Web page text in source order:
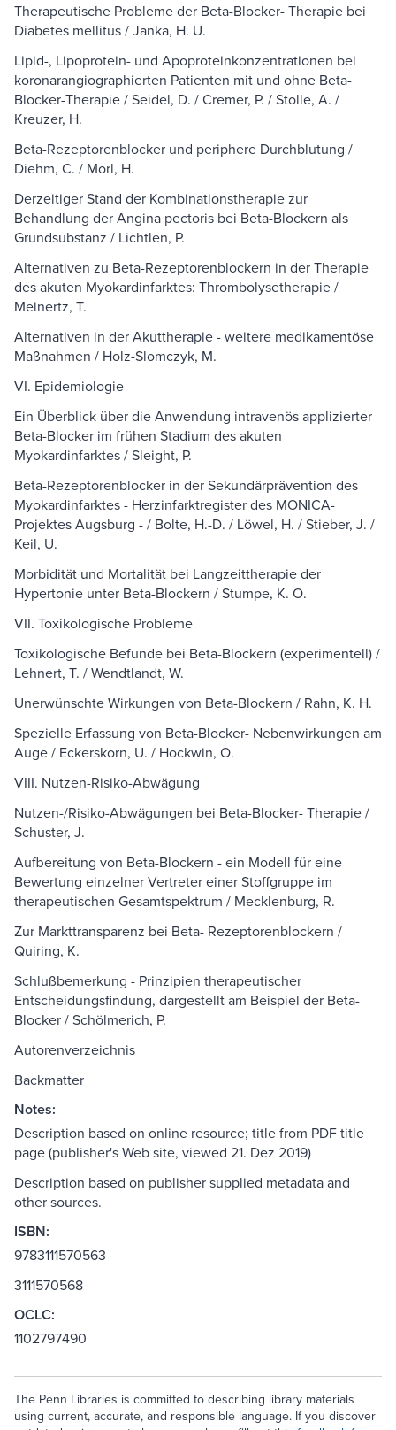
Therapeutische Probleme der Beta-Blocker- Therapie bei
Diabetes mellitus / Janka, H. U.
Lipid-, Lipoprotein- und Apoproteinkonzentrationen bei
koronarangiographierten Patienten mit und ohne Beta-
Blocker-Therapie / Seidel, D. / Cremer, P. / Stolle, A. /
Kreuzer, H.
Beta-Rezeptorenblocker und periphere Durchblutung /
Diehm, C. / Morl, H.
Derzeitiger Stand der Kombinationstherapie zur
Behandlung der Angina pectoris bei Beta-Blockern als
Grundsubstanz / Lichtlen, P.
Alternativen zu Beta-Rezeptorenblockern in der Therapie
des akuten Myokardinfarktes: Thrombolysetherapie /
Meinertz, T.
Alternativen in der Akuttherapie - weitere medikamentöse
Maßnahmen / Holz-Slomczyk, M.
VI. Epidemiologie
Ein Überblick über die Anwendung intravenös applizierter
Beta-Blocker im frühen Stadium des akuten
Myokardinfarktes / Sleight, P.
Beta-Rezeptorenblocker in der Sekundärprävention des
Myokardinfarktes - Herzinfarktregister des MONICA-
Projektes Augsburg - / Bolte, H.-D. / Löwel, H. / Stieber, J. /
Keil, U.
Morbidität und Mortalität bei Langzeittherapie der
Hypertonie unter Beta-Blockern / Stumpe, K. O.
VII. Toxikologische Probleme
Toxikologische Befunde bei Beta-Blockern (experimentell) /
Lehnert, T. / Wendtlandt, W.
Unerwünschte Wirkungen von Beta-Blockern / Rahn, K. H.
Spezielle Erfassung von Beta-Blocker- Nebenwirkungen am
Auge / Eckerskorn, U. / Hockwin, O.
VIII. Nutzen-Risiko-Abwägung
Nutzen-/Risiko-Abwägungen bei Beta-Blocker- Therapie /
Schuster, J.
Aufbereitung von Beta-Blockern - ein Modell für eine
Bewertung einzelner Vertreter einer Stoffgruppe im
therapeutischen Gesamtspektrum / Mecklenburg, R.
Zur Markttransparenz bei Beta- Rezeptorenblockern /
Quiring, K.
Schlußbemerkung - Prinzipien therapeutischer
Entscheidungsfindung, dargestellt am Beispiel der Beta-
Blocker / Schölmerich, P.
Autorenverzeichnis
Backmatter
Notes:
Description based on online resource; title from PDF title
page (publisher's Web site, viewed 21. Dez 2019)
Description based on publisher supplied metadata and
other sources.
ISBN:
9783111570563
3111570568
OCLC:
1102797490
The Penn Libraries is committed to describing library materials
using current, accurate, and responsible language. If you discover